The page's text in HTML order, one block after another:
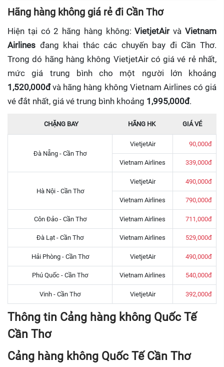
Hãng hàng không giá rẻ đi Cần Thơ
Hiện tại có 2 hãng hàng không:VietjetAirvàVietnam
Airlines đang khai thác các chuyến bay đi Cần Thơ.
Trong dó hãng hàng không VietjetAir có giá vé rẻ nhất,
mức giá trung bình cho một người lớn khoảng
1,520,000đvà hãng hàng không Vietnam Airlines có giá
vé đắt nhất, giá vé trung bình khoảng 1,995,000đ.
CHẶNG BAY HÃNG HK GIÁ VÉ
Đà Nẵng - Cần Thơ
VietjetAir 90,000đ
Vietnam Airlines 339,000đ
Hà Nội - Cần Thơ
VietjetAir 490,000đ
Vietnam Airlines 790,000đ
Côn Đảo - Cần Thơ Vietnam Airlines 711,000đ
Đà Lạt - Cần Thơ Vietnam Airlines 529,000đ
Hải Phòng - Cần Thơ VietjetAir 490,000đ
Phú Quốc - Cần Thơ Vietnam Airlines 540,000đ
Vinh - Cần Thơ VietjetAir 392,000đ
Thông tin Cảng hàng không Quốc Tế
Cần Thơ
Cảng hàng không Quốc Tế Cần Thơ